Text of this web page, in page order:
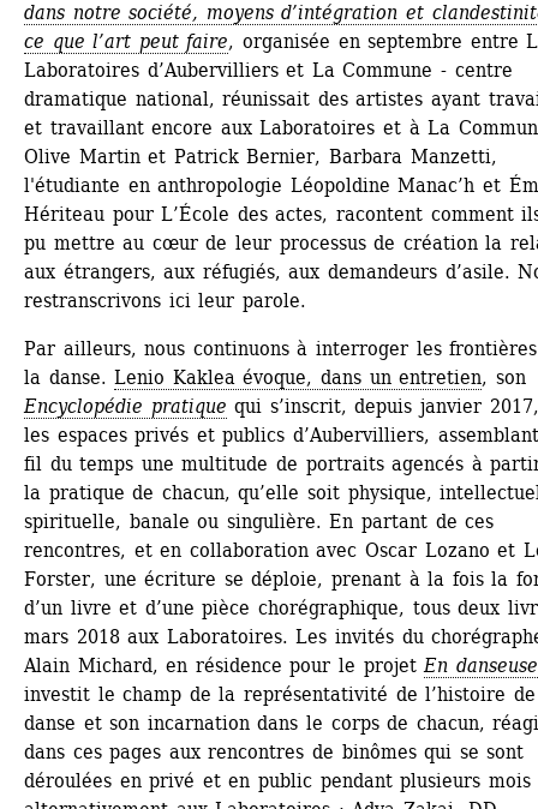
dans notre société, moyens d’intégration et
ce que l’art peut faire, organisée en septembre entre
Laboratoires d’Aubervilliers et La Commune - centre
dramatique national, réunissait des artistes ayant
et travaillant encore aux Laboratoires et à La
Olive Martin et Patrick Bernier, Barbara Manzetti,
l'étudiante en anthropologie Léopoldine Manac’h et
Hériteau pour L’École des actes, racontent comment
pu mettre au cœur de leur processus de création la
aux étrangers, aux réfugiés, aux demandeurs d’asile.
restranscrivons ici leur parole.
Par ailleurs, nous continuons à interroger les
la danse. Lenio Kaklea évoque, dans un entretien, son
Encyclopédie pratique qui s’inscrit, depuis janvier
les espaces privés et publics d’Aubervilliers,
fil du temps une multitude de portraits agencés à
la pratique de chacun, qu’elle soit physique,
spirituelle, banale ou singulière. En partant de ces
rencontres, et en collaboration avec Oscar Lozano et
Forster, une écriture se déploie, prenant à la fois la
d’un livre et d’une pièce chorégraphique, tous deux
mars 2018 aux Laboratoires. Les invités du
Alain Michard, en résidence pour le projet En danseuse
investit le champ de la représentativité de l’histoire
danse et son incarnation dans le corps de chacun,
dans ces pages aux rencontres de binômes qui se sont
déroulées en privé et en public pendant plusieurs mois